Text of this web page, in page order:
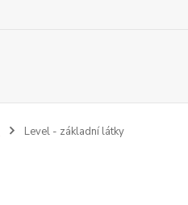
Level - základní látky